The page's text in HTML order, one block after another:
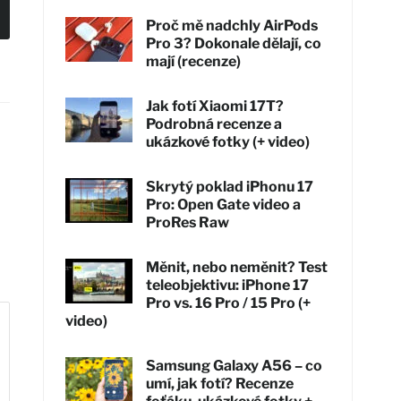
Proč mě nadchly AirPods
Pro 3? Dokonale dělají, co
mají (recenze)
Jak fotí Xiaomi 17T?
Podrobná recenze a
ukázkové fotky (+ video)
Skrytý poklad iPhonu 17
Pro: Open Gate video a
ProRes Raw
Měnit, nebo neměnit? Test
teleobjektivu: iPhone 17
Pro vs. 16 Pro / 15 Pro (+
video)
Samsung Galaxy A56 – co
umí, jak fotí? Recenze